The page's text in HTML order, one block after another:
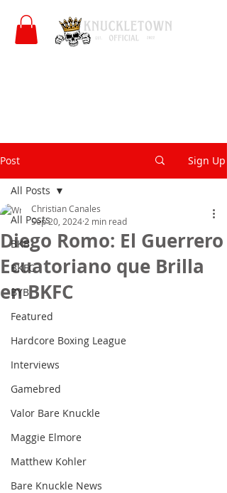
Post Sign Up
All Posts
BKB
BKFC
BYB
Featured
Hardcore Boxing League
Interviews
Gamebred
Valor Bare Knuckle
Maggie Elmore
Matthew Kohler
Bare Knuckle News
All Posts
Diego Romo: El Guerrero
Ecuatoriano que Brilla
en BKFC
Christian Canales
Sep 20, 2024 2 min read